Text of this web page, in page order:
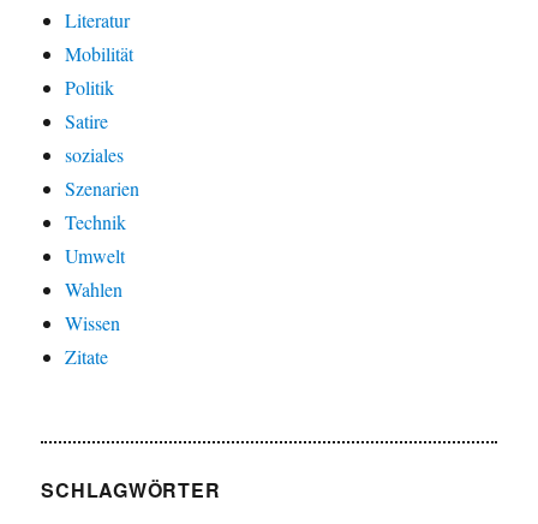
Literatur
Mobilität
Politik
Satire
soziales
Szenarien
Technik
Umwelt
Wahlen
Wissen
Zitate
SCHLAGWÖRTER